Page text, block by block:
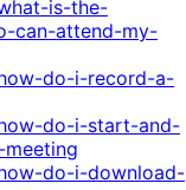
is-the-
can-attend-my-
do-i-record-a-
do-i-start-and-
do-i-download-